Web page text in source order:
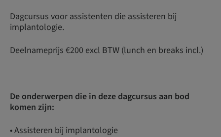
Dagcursus voor assistenten die assisteren bij
implantologie.
Deelnameprijs €200 excl BTW (lunch en breaks incl.)
De onderwerpen die in deze dagcursus aan bod
komen zijn:
• Assisteren bij implantologie